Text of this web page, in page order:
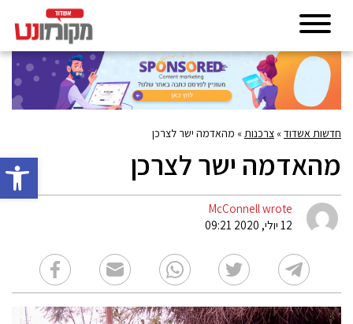
פתח
חדשות אשדוד» צרכנות» מהאדמה ישר לצרכן
מהאדמה ישר לצרכן
McConnell wrote
12 יולי, 2020 09:21